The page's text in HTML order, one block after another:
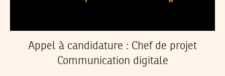
Appel à candidature : Chef de projet
Communication digitale